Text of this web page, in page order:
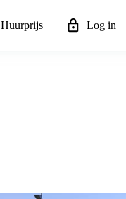
Huurprijs Log in